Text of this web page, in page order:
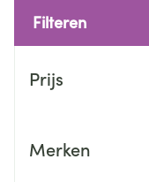
Filteren
Prijs
Merken